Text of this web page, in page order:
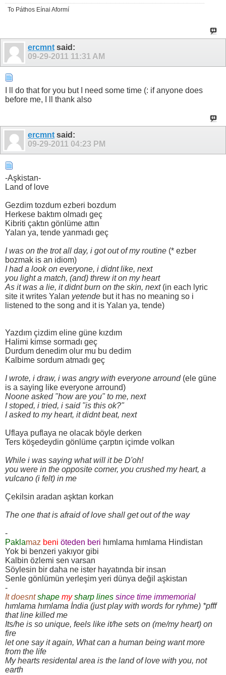
To Páthos Eínai Aformí
ercmnt said:
09-29-2011 11:31 AM
I ll do that for you but I need some time (: if anyone does
before me, I ll thank also
ercmnt said:
09-29-2011 04:23 PM
-Aşkistan-
Land of love
Gezdim tozdum ezberi bozdum
Herkese baktım olmadı geç
Kibriti çaktın gönlüme attın
Yalan ya, tende yanmadı geç
I was on the trot all day, i got out of my routine (* ezber
bozmak is an idiom)
I had a look on everyone, i didnt like, next
you light a match, (and) threw it on my heart
As it was a lie, it didnt burn on the skin, next (in each lyric
site it writes Yalan yetende but it has no meaning so i
listened to the song and it is Yalan ya, tende)
Yazdım çizdim eline güne kızdım
Halimi kimse sormadı geç
Durdum denedim olur mu bu dedim
Kalbime sordum atmadı geç
I wrote, i draw, i was angry with everyone arround (ele güne
is a saying like everyone arround)
Noone asked "how are you" to me, next
I stoped, i tried, i said "is this ok?"
I asked to my heart, it didnt beat, next
Uflaya puflaya ne olacak böyle derken
Ters köşedeydin gönlüme çarptın içimde volkan
While i was saying what will it be D'oh!
you were in the opposite corner, you crushed my heart, a
vulcano (i felt) in me
Çekilsin aradan aşktan korkan
The one that is afraid of love shall get out of the way
-
Paklamaz beni öteden beri hımlama hımlama Hindistan
Yok bi benzeri yakıyor gibi
Kalbin özlemi sen varsan
Söylesin bir daha ne ister hayatında bir insan
Senle gönlümün yerleşim yeri dünya değil aşkistan
-
It doesnt shape my sharp lines since time immemorial
hımlama hımlama İndia (just play with words for ryhme) *pfff
that line killed me
Its/he is so unique, feels like it/he sets on (me/my heart) on
fire
let one say it again, What can a human being want more
from the life
My hearts residental area is the land of love with you, not
earth